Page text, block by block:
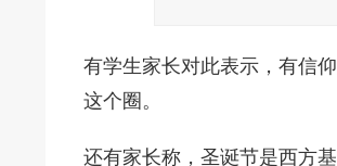
有学生家长对此表示，有信
这个圈。
还有家长称，圣诞节是西方